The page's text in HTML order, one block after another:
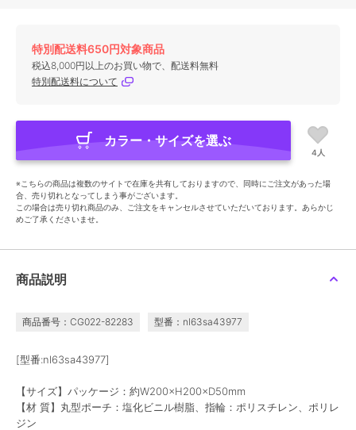
特別配送料650円対象商品
税込8,000円以上のお買い物で、配送料無料
特別配送料について
カラー・サイズを選ぶ
4人
※こちらの商品は複数のサイトで在庫を共有しておりますので、同時にご注文があった場
合、売り切れとなってしまう事がございます。
この場合は売り切れ商品のみ、ご注文をキャンセルさせていただいております。あらかじ
めご了承くださいませ。
商品説明
商品番号：CG022-82283 型番：nl63sa43977
[型番:nl63sa43977]
【サイズ】パッケージ：約W200×H200×D50mm
【材 質】丸型ポーチ：塩化ビニル樹脂、指輪：ポリスチレン、ポリレ
ジン